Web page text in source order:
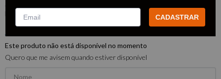
ROBUST
Este produto não está disponível no momento
Quero que me avisem quando estiver disponível
CADASTRAR